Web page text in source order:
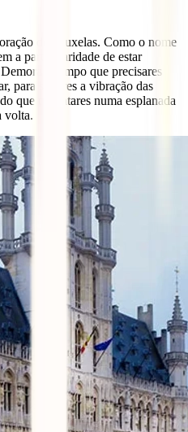
de Bruxelas. Como o nome
a particularidade de estar
o tempo que precisares
para sentires a vibração das
que te sentares numa esplanada
volta.